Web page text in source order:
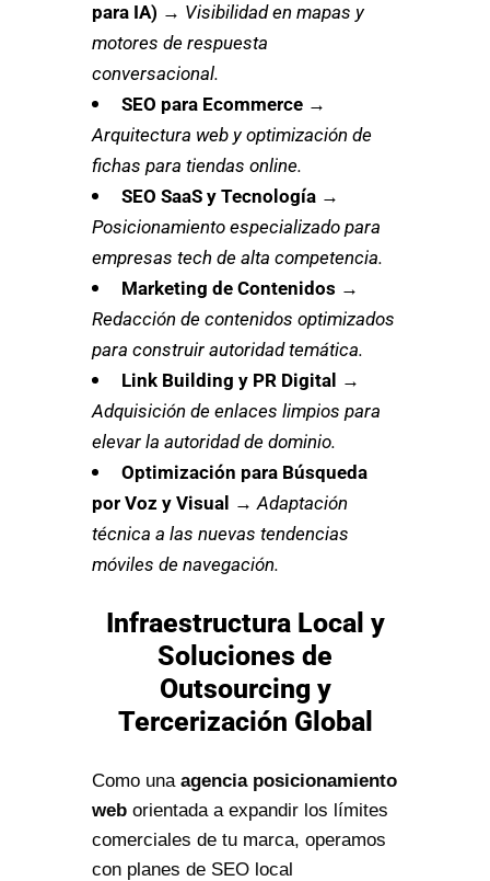
para IA) → Visibilidad en mapas y
motores de respuesta
conversacional.
SEO para Ecommerce →
Arquitectura web y optimización de
fichas para tiendas online.
SEO SaaS y Tecnología →
Posicionamiento especializado para
empresas tech de alta competencia.
Marketing de Contenidos →
Redacción de contenidos optimizados
para construir autoridad temática.
Link Building y PR Digital →
Adquisición de enlaces limpios para
elevar la autoridad de dominio.
Optimización para Búsqueda
por Voz y Visual →Adaptación
técnica a las nuevas tendencias
móviles de navegación.
Infraestructura Local y
Soluciones de
Outsourcing y
Tercerización Global
Como una agencia posicionamiento
web orientada a expandir los límites
comerciales de tu marca, operamos
con planes de SEO local